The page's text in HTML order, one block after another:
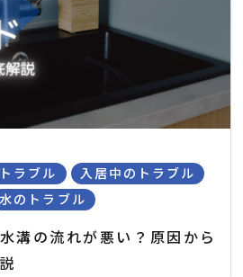
ラブル
入居中のトラブル
水のトラブル
溝の流れが悪い？原因から